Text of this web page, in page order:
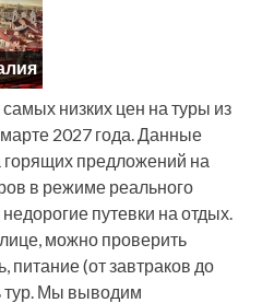
низких цен на туры из
2027 года. Данные
предложений на
в режиме реального
путевки на отдых.
можно проверить
питание (от завтраков до
тур. Мы выводим